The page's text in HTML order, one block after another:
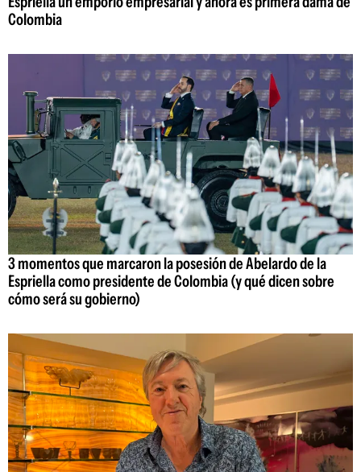
Colombia
3 momentos que marcaron la posesión de Abelardo de la
Espriella como presidente de Colombia (y qué dicen sobre
cómo será su gobierno)